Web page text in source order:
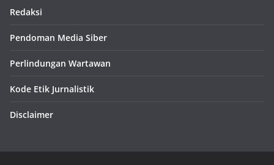
Redaksi
Pendoman Media Siber
Perlindungan Wartawan
Kode Etik Jurnalistik
Disclaimer